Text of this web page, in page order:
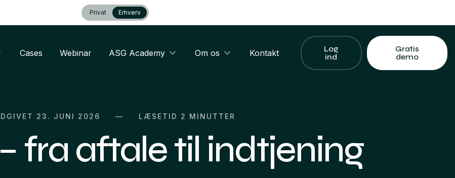
Privat Erhverv
Cases Webinar ASG Academy Om os Kontakt
Log
ind
Gratis
demo
23. JUNI 2026 LÆSETID 2 MINUTTER
fra aftale til indtjening